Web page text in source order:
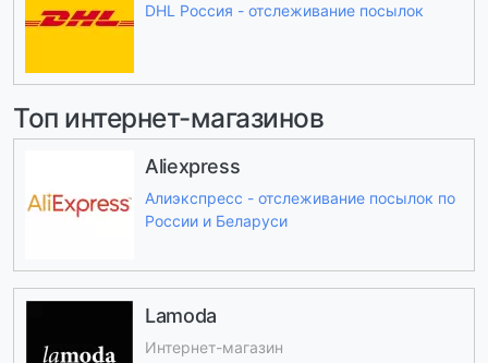
DHL Россия - отслеживание посылок
Топ интернет-магазинов
Aliexpress
Алиэкспресс - отслеживание посылок по
России и Беларуси
Lamoda
Интернет-магазин